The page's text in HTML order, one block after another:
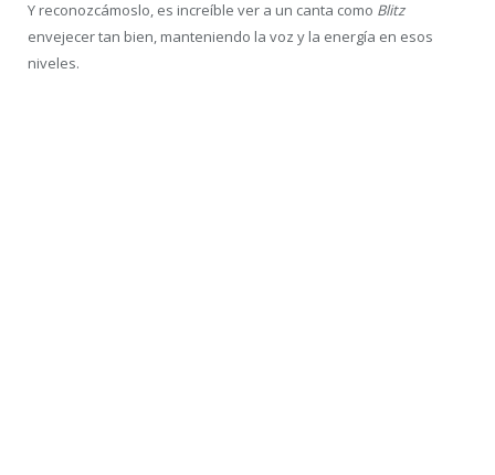
Y reconozcámoslo, es increíble ver a un canta como Blitz
envejecer tan bien, manteniendo la voz y la energía en esos
niveles.